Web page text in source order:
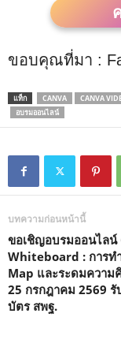
ขอบคุณที่มา :
แท็ก CANVA CANVA
อบรมออนไลน์
บทความก่อนหน้านี้
ขอเชิญอบรมออนไลน์
Whiteboard : การท
Map และระดมความ
25 กรกฎาคม 2569 รั
บัตร สพฐ.